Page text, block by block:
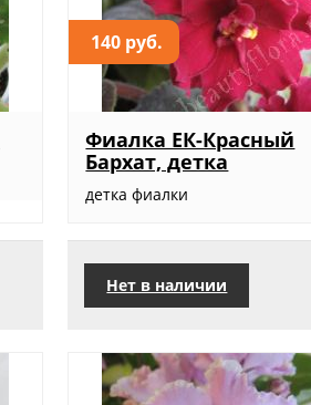
140 руб.
Фиалка ЕК-Красный
Бархат, детка
детка фиалки
Нет в наличии